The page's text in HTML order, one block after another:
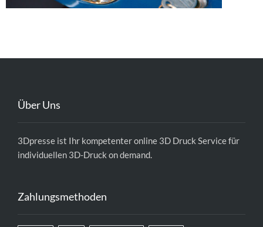
Über Uns
3Dpresse ist Ihr kompetenteronline 3D Druck Servicefür
individuellen 3D-Druck on demand.
Zahlungsmethoden